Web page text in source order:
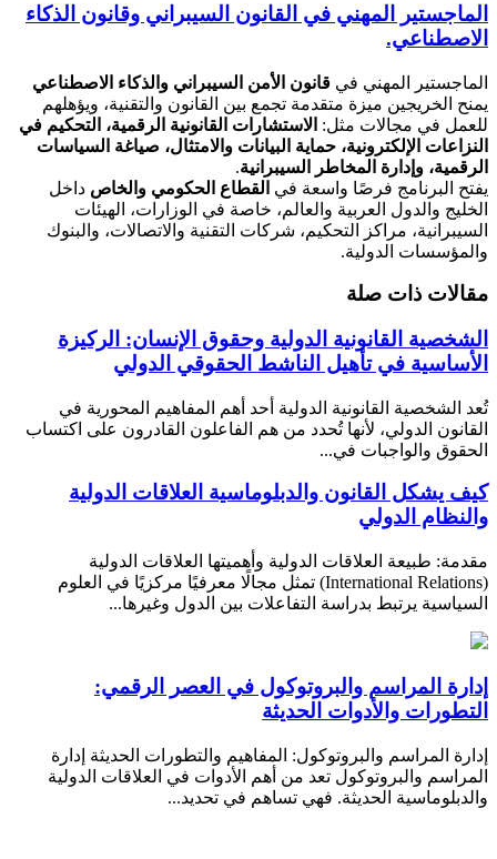
الماجستير المهني في القانون السيبراني وقانون الذكاء
الاصطناعي.
الماجستير المهني في قانون الأمن السيبراني والذكاء الاصطناعي
يمنح الخريجين ميزة متقدمة تجمع بين القانون والتقنية، ويؤهلهم
للعمل في مجالات مثل: الاستشارات القانونية الرقمية، التحكيم في
النزاعات الإلكترونية، حماية البيانات والامتثال، صياغة السياسات
الرقمية، وإدارة المخاطر السيبرانية.
يفتح البرنامج فرصًا واسعة في القطاع الحكومي والخاص داخل
الخليج والدول العربية والعالم، خاصة في الوزارات، الهيئات
السيبرانية، مراكز التحكيم، شركات التقنية والاتصالات، والبنوك
والمؤسسات الدولية.
مقالات ذات صلة
الشخصية القانونية الدولية وحقوق الإنسان: الركيزة
الأساسية في تأهيل الناشط الحقوقي الدولي
تُعد الشخصية القانونية الدولية أحد أهم المفاهيم المحورية في
القانون الدولي، لأنها تُحدد من هم الفاعلون القادرون على اكتساب
الحقوق والواجبات في...
كيف يشكل القانون والدبلوماسية العلاقات الدولية
والنظام الدولي
مقدمة: طبيعة العلاقات الدولية وأهميتها العلاقات الدولية
(International Relations) تمثل مجالًا معرفيًا مركزيًا في العلوم
السياسية يرتبط بدراسة التفاعلات بين الدول وغيرها...
إدارة المراسم والبروتوكول في العصر الرقمي:
التطورات والأدوات الحديثة
إدارة المراسم والبروتوكول: المفاهيم والتطورات الحديثة إدارة
المراسم والبروتوكول تعد من أهم الأدوات في العلاقات الدولية
والدبلوماسية الحديثة. فهي تساهم في تحديد...